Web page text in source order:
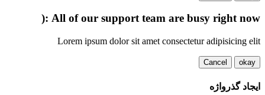
All of our support team are busy right now :(
Lorem ipsum dolor sit amet consectetur adipisicing elit
okay
Cancel
ایجاد گذرواژه